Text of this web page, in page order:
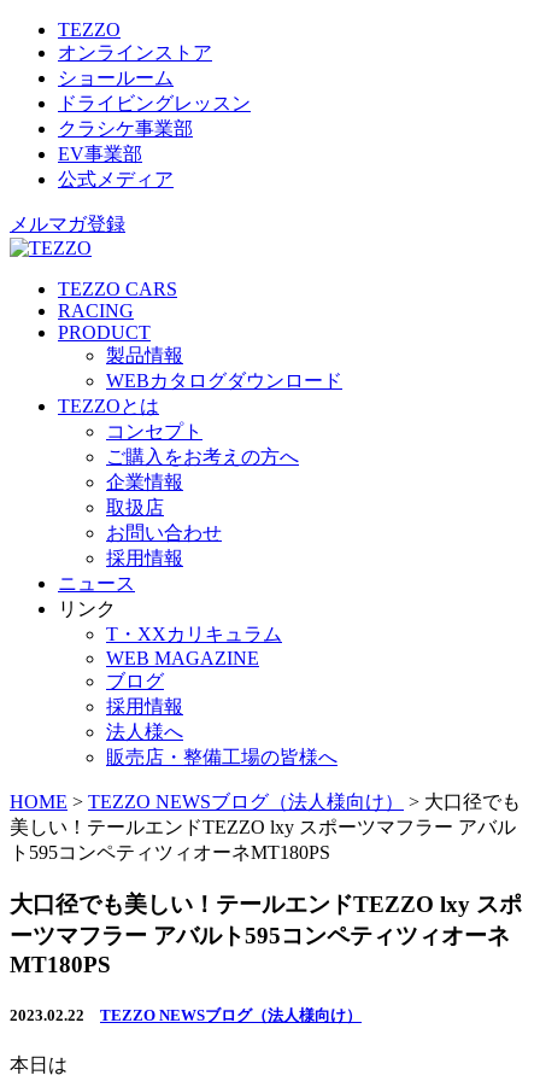
TEZZO
オンラインストア
ショールーム
ドライビングレッスン
クラシケ事業部
EV事業部
公式メディア
メルマガ登録
TEZZO CARS
RACING
PRODUCT
製品情報
WEBカタログダウンロード
TEZZOとは
コンセプト
ご購入をお考えの方へ
企業情報
取扱店
お問い合わせ
採用情報
ニュース
リンク
T・XXカリキュラム
WEB MAGAZINE
ブログ
採用情報
法人様へ
販売店・整備工場の皆様へ
HOME > TEZZO NEWSブログ（法人様向け） > 大口径でも
美しい！テールエンドTEZZO lxy スポーツマフラー アバル
ト595コンペティツィオーネMT180PS
大口径でも美しい！テールエンドTEZZO lxy スポ
ーツマフラー アバルト595コンペティツィオーネ
MT180PS
2023.02.22 TEZZO NEWSブログ（法人様向け）
本日は